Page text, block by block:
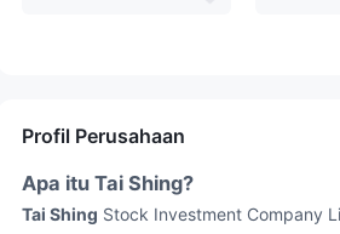
Profil Perusahaan
Apa itu Tai Shing?
Tai Shing Stock Investment Company